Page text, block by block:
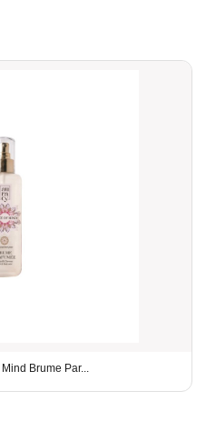
Brume Par...